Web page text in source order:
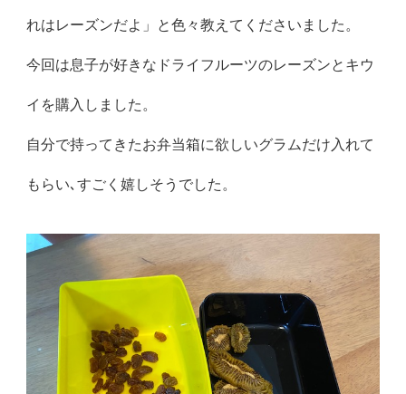
れはレーズンだよ」と色々教えてくださいました。
今回は息子が好きなドライフルーツのレーズンとキウ
イを購入しました。
自分で持ってきたお弁当箱に欲しいグラムだけ入れて
もらい､すごく嬉しそうでした。